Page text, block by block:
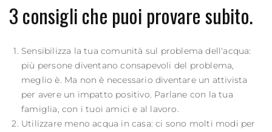
3 consigli che puoi provare subito.
Sensibilizza la tua comunità sul problema dell'acqua:
più persone diventano consapevoli del problema,
meglio è. Ma non è necessario diventare un attivista
per avere un impatto positivo. Parlane con la tua
famiglia, con i tuoi amici e al lavoro.
Utilizzare meno acqua in casa: ci sono molti modi per